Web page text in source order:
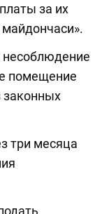
за их
несоблюдение
помещение
законных
три месяца